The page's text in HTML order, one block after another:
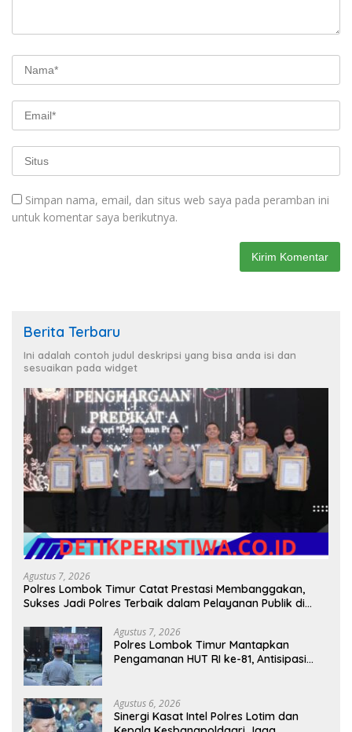
Simpan nama, email, dan situs web saya pada peramban ini
untuk komentar saya berikutnya.
Berita Terbaru
Ini adalah contoh judul deskripsi yang bisa anda isi dan
sesuaikan pada widget
Agustus 7, 2026
Polres Lombok Timur Catat Prestasi Membanggakan,
Sukses Jadi Polres Terbaik dalam Pelayanan Publik di
Agustus 7, 2026
Polres Lombok Timur Mantapkan
Pengamanan HUT RI ke-81, Antisipasi
Agustus 6, 2026
Sinergi Kasat Intel Polres Lotim dan